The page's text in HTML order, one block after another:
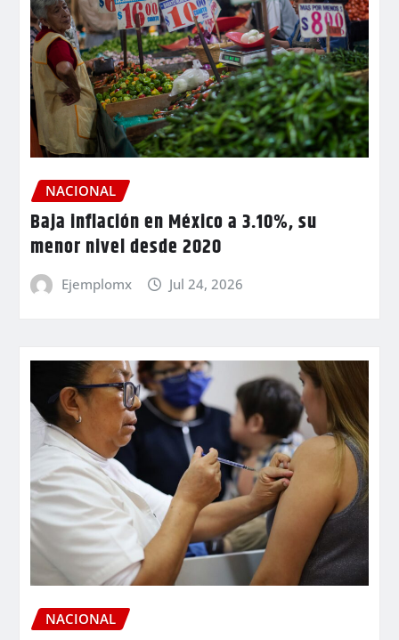
NACIONAL
Baja inflación en México a 3.10%, su
menor nivel desde 2020
Ejemplomx Jul 24, 2026
NACIONAL